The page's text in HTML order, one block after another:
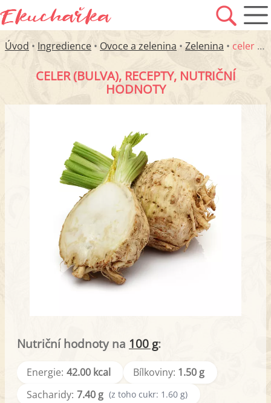
Úvod • Ingredience • Ovoce a zelenina • Zelenina • celer (bulva)
CELER (BULVA), RECEPTY, NUTRIČNÍ
HODNOTY
Nutriční hodnoty na 100 g:
Energie: 42.00 kcal Bílkoviny: 1.50 g
Sacharidy: 7.40 g (z toho cukr: 1.60 g)